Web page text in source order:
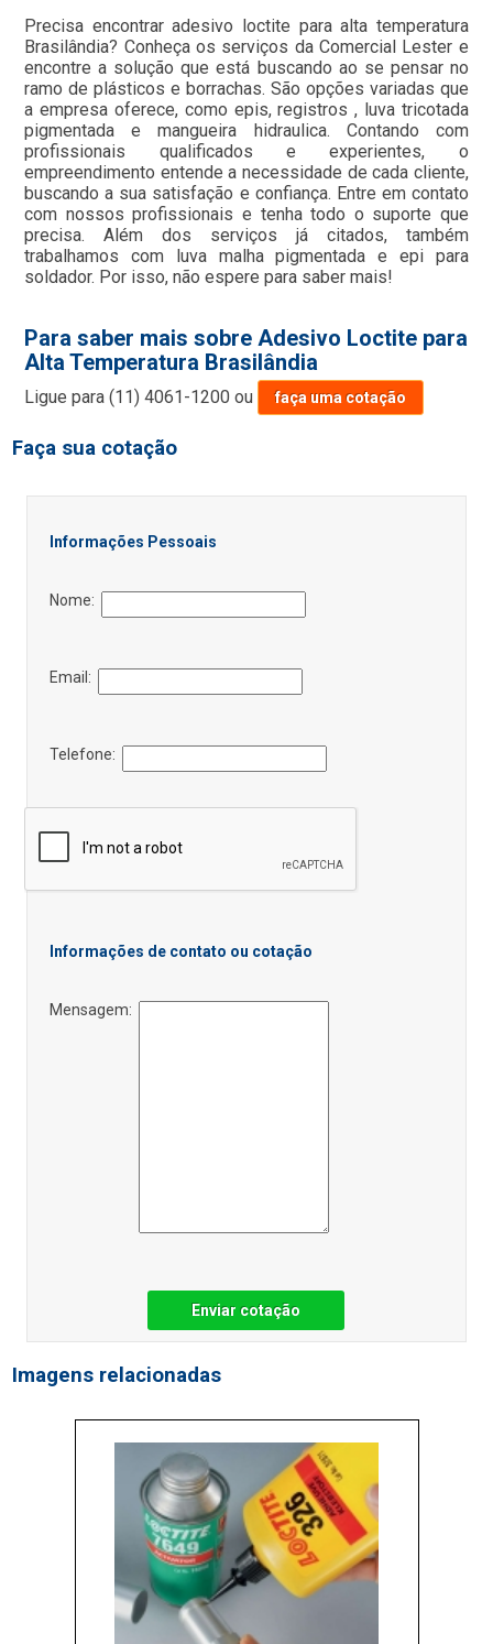
Precisa encontrar adesivo loctite para alta temperatura
Brasilândia? Conheça os serviços da Comercial Lester e
encontre a solução que está buscando ao se pensar no
ramo de plásticos e borrachas. São opções variadas que
a empresa oferece, como epis, registros , luva tricotada
pigmentada e mangueira hidraulica. Contando com
profissionais qualificados e experientes, o
empreendimento entende a necessidade de cada cliente,
buscando a sua satisfação e confiança. Entre em contato
com nossos profissionais e tenha todo o suporte que
precisa. Além dos serviços já citados, também
trabalhamos com luva malha pigmentada e epi para
soldador. Por isso, não espere para saber mais!
Para saber mais sobre Adesivo Loctite para
Alta Temperatura Brasilândia
Ligue para(11) 4061-1200 ou faça uma cotação
Faça sua cotação
Informações Pessoais
Nome:
Email:
Telefone:
Informações de contato ou cotação
Mensagem:
Enviar cotação
Imagens relacionadas